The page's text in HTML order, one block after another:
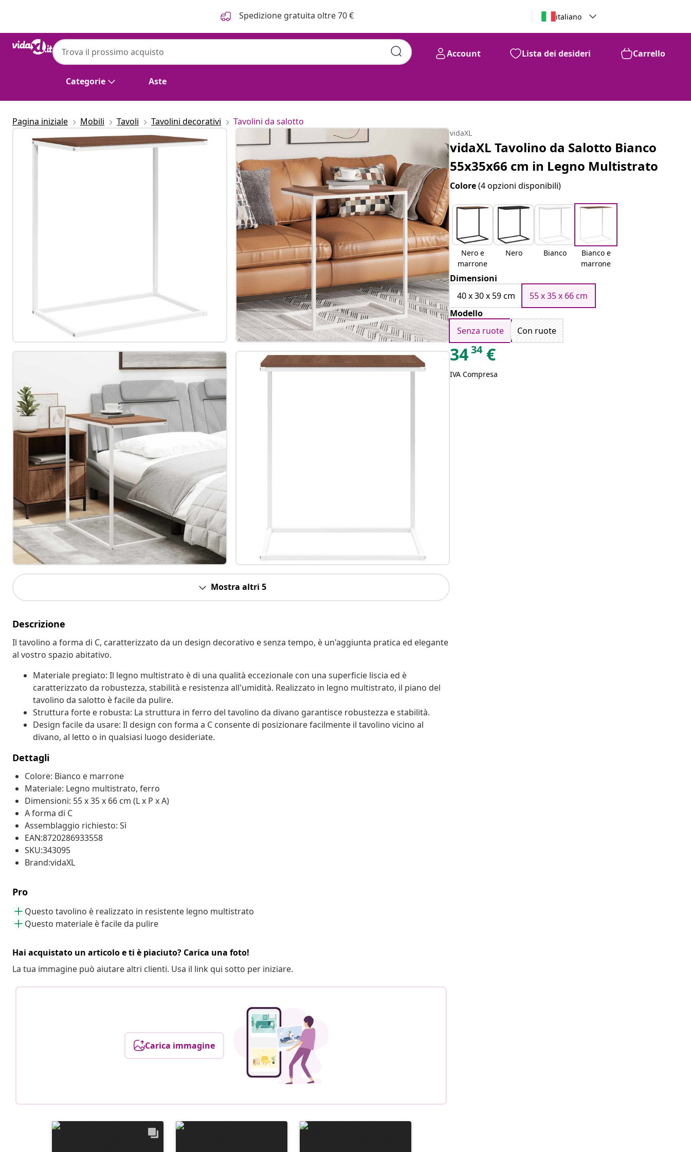
Spedizione gratuita oltre 70 € italiano
Categorie Aste
Account Lista dei desideri Carrello
Pagina iniziale Mobili Tavoli Tavolini decorativi Tavolini da salotto
Mostra altri 5
Descrizione
Il tavolino a forma di C, caratterizzato da un design decorativo e senza tempo, è un'aggiunta pratica ed elegante
al vostro spazio abitativo.
Materiale pregiato: Il legno multistrato è di una qualità eccezionale con una superficie liscia ed è
caratterizzato da robustezza, stabilità e resistenza all'umidità. Realizzato in legno multistrato, il piano del
tavolino da salotto è facile da pulire.
Struttura forte e robusta: La struttura in ferro del tavolino da divano garantisce robustezza e stabilità.
Design facile da usare: Il design con forma a C consente di posizionare facilmente il tavolino vicino al
divano, al letto o in qualsiasi luogo desideriate.
Dettagli
Colore: Bianco e marrone
Materiale: Legno multistrato, ferro
Dimensioni: 55 x 35 x 66 cm (L x P x A)
A forma di C
Assemblaggio richiesto: Sì
EAN:8720286933558
SKU:343095
Brand:vidaXL
Pro
Questo tavolino è realizzato in resistente legno multistrato
Questo materiale è facile da pulire
Hai acquistato un articolo e ti è piaciuto? Carica una foto!
La tua immagine può aiutare altri clienti. Usa il link qui sotto per iniziare.
Carica immagine
vidaXL
vidaXL Tavolino da Salotto Bianco
55x35x66 cm in Legno Multistrato
Colore(4 opzioni disponibili)
Nero e
marrone
Nero Bianco
Bianco e
marrone
Dimensioni
40 x 30 x 59 cm
55 x 35 x 66 cm
Modello
Senza ruote
Con ruote
3434 €
IVA Compresa